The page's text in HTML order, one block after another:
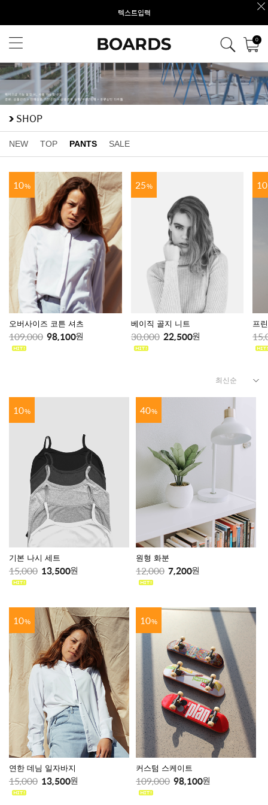
텍스트입력
0
SHOP
NEW TOP PANTS SALE
10%
오버사이즈 코튼 셔츠
109,000 98,100원
25%
베이직 골지 니트
30,000 22,500원
10
프
10%
기본 나시 세트
15,000 13,500원
40%
원형 화분
12,000 7,200원
10%
연한 데님 일자바지
15,000 13,500원
10%
커스텀 스케이트
109,000 98,100원